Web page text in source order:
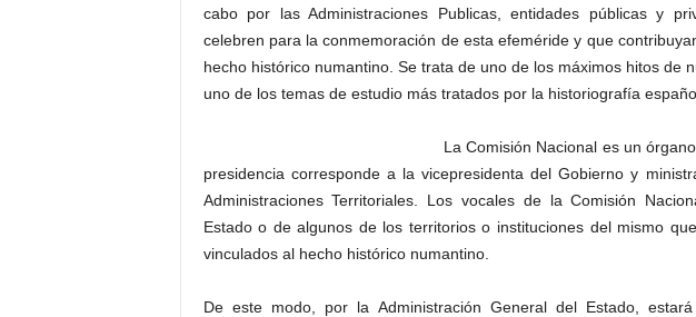
cabo por las Administraciones Publicas, entidades públicas y
celebren para la conmemoración de esta efeméride y que
hecho histórico numantino. Se trata de uno de los máximos hitos de
uno de los temas de estudio más tratados por la historiografía
La Comisión Nacional es un
presidencia corresponde a la vicepresidenta del Gobierno y
Administraciones Territoriales. Los vocales de la Comisión
Estado o de algunos de los territorios o instituciones del mismo
vinculados al hecho histórico numantino.
De este modo, por la Administración General del Estado,